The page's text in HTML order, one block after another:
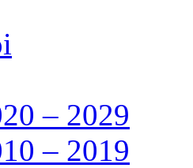
– 2029
– 2019